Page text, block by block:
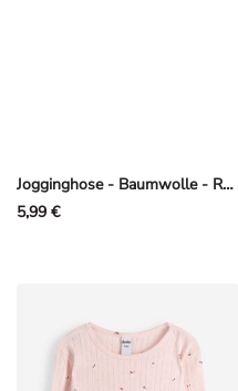
Jogginghose - Baumwolle - Rosa
5,99 €